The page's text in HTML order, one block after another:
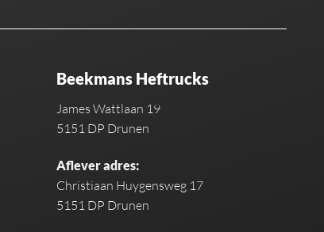
Beekmans Heftrucks
James Wattlaan 19
5151 DP Drunen
Aflever adres:
Christiaan Huygensweg 17
5151 DP Drunen